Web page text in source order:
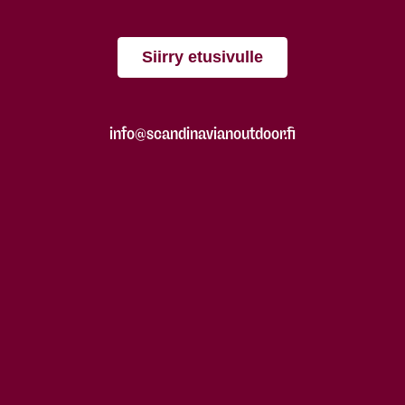
Siirry etusivulle
info@scandinavianoutdoor.fi